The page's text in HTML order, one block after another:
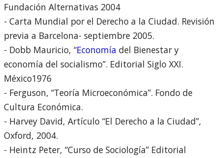
Fundación Alternativas 2004
- Carta Mundial por el Derecho a la Ciudad. Revisión
previa a Barcelona- septiembre 2005.
- Dobb Mauricio, “Economía del Bienestar y
economía del socialismo”. Editorial Siglo XXI.
México1976
- Ferguson, “Teoría Microeconómica”. Fondo de
Cultura Económica.
- Harvey David, Artículo “El Derecho a la Ciudad”,
Oxford, 2004.
- Heintz Peter, “Curso de Sociología” Editorial